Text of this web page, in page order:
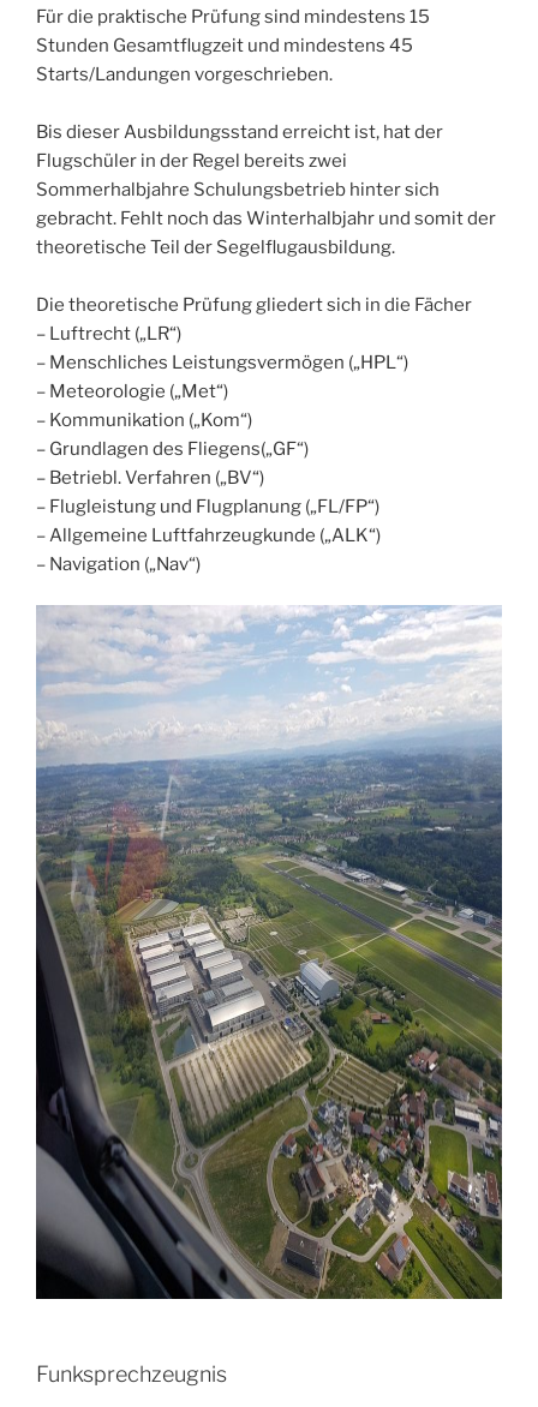
Für die praktische Prüfung sind mindestens 15
Stunden Gesamtflugzeit und mindestens 45
Starts/Landungen vorgeschrieben.
Bis dieser Ausbildungsstand erreicht ist, hat der
Flugschüler in der Regel bereits zwei
Sommerhalbjahre Schulungsbetrieb hinter sich
gebracht. Fehlt noch das Winterhalbjahr und somit der
theoretische Teil der Segelflugausbildung.
Die theoretische Prüfung gliedert sich in die Fächer
– Luftrecht („LR“)
– Menschliches Leistungsvermögen („HPL“)
– Meteorologie („Met“)
– Kommunikation („Kom“)
– Grundlagen des Fliegens(„GF“)
– Betriebl. Verfahren („BV“)
– Flugleistung und Flugplanung („FL/FP“)
– Allgemeine Luftfahrzeugkunde („ALK“)
– Navigation („Nav“)
Funksprechzeugnis